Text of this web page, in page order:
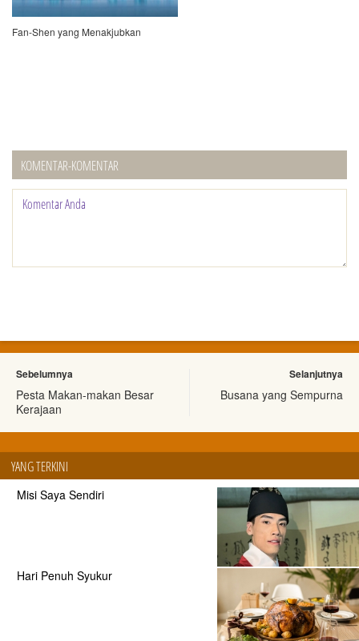
Fan-Shen yang Menakjubkan
KOMENTAR-KOMENTAR
Sebelumnya
Pesta Makan-makan Besar
Kerajaan
Selanjutnya
Busana yang Sempurna
YANG TERKINI
Misi Saya Sendiri
Hari Penuh Syukur